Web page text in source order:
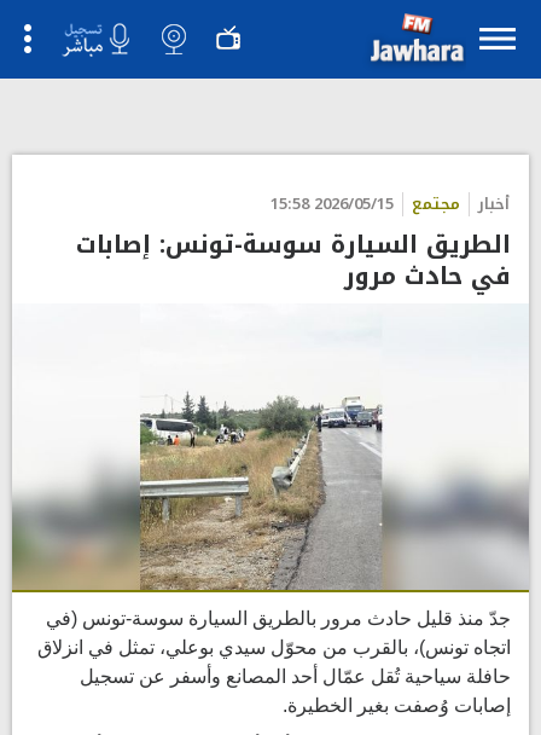
أخبار مجتمع 2026/05/15 15:58
الطريق السيارة سوسة-تونس: إصابات
في حادث مرور
جدّ منذ قليل حادث مرور بالطريق السيارة سوسة-تونس (في
اتجاه تونس)، بالقرب من محوّل سيدي بوعلي، تمثل في انزلاق
حافلة سياحية تُقل عمّال أحد المصانع وأسفر عن تسجيل
إصابات وُصفت بغير الخطيرة.